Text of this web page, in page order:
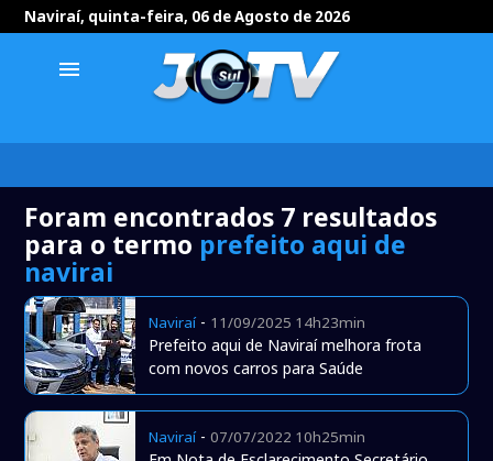
Naviraí, quinta-feira, 06 de Agosto de 2026
menu
Foram encontrados 7 resultados
para o termo prefeito aqui de
navirai
Naviraí- 11/09/2025 14h23min
Prefeito aqui de Naviraí melhora frota
com novos carros para Saúde
Naviraí-07/07/2022 10h25min